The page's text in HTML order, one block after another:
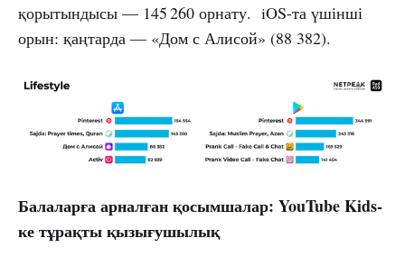
қорытындысы — 145 260 орнату. iOS-та үшінші
орын: қаңтарда — «Дом с Алисой» (88 382).
Балаларға арналған қосымшалар: YouTube Kids-
ке тұрақты қызығушылық